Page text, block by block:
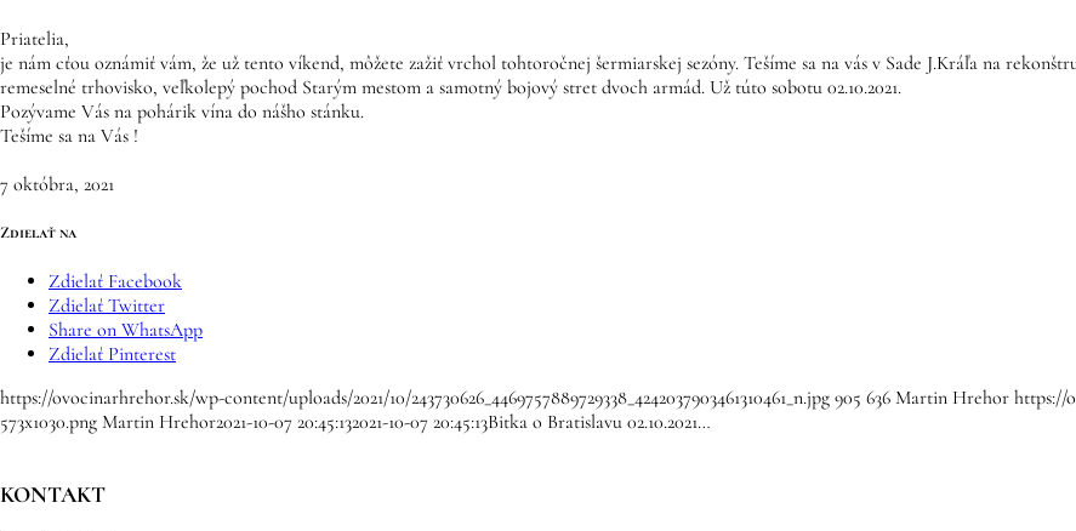
Priatelia,
je nám cťou oznámiť vám, že už tento víkend, môžete zažiť vrchol tohtoročnej šermiarskej sezóny. Tešíme sa na vás v Sade J.Kráľa na
remeselné trhovisko, veľkolepý pochod Starým mestom a samotný bojový stret dvoch armád. Už túto sobotu 02.10.2021.
Pozývame Vás na pohárik vína do nášho stánku.
Tešíme sa na Vás !
7 októbra, 2021
Zdielať na
Zdielať Facebook
Zdielať Twitter
Share on WhatsApp
Zdielať Pinterest
https://ovocinarhrehor.sk/wp-content/uploads/2021/10/243730626_4469757889729338_4242037903461310461_n.jpg 905 636 Martin Hrehor https://
573x1030.png Martin Hrehor2021-10-07 20:45:132021-10-07 20:45:13Bitka o Bratislavu 02.10.2021…
KONTAKT